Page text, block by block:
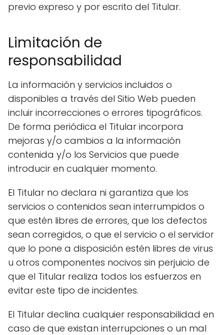
previo expreso y por escrito del Titular.
Limitación de
responsabilidad
La información y servicios incluidos o
disponibles a través del Sitio Web pueden
incluir incorrecciones o errores tipográficos.
De forma periódica el Titular incorpora
mejoras y/o cambios a la información
contenida y/o los Servicios que puede
introducir en cualquier momento.
El Titular no declara ni garantiza que los
servicios o contenidos sean interrumpidos o
que estén libres de errores, que los defectos
sean corregidos, o que el servicio o el servidor
que lo pone a disposición estén libres de virus
u otros componentes nocivos sin perjuicio de
que el Titular realiza todos los esfuerzos en
evitar este tipo de incidentes.
El Titular declina cualquier responsabilidad en
caso de que existan interrupciones o un mal